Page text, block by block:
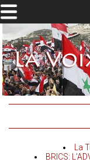
La
BRICS: